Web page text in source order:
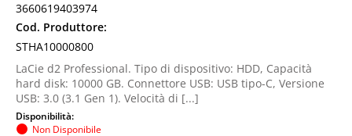
3660619403974
Cod. Produttore:
STHA10000800
LaCie d2 Professional. Tipo di dispositivo: HDD, Capacità
hard disk: 10000 GB. Connettore USB: USB tipo-C, Versione
USB: 3.0 (3.1 Gen 1). Velocità di [...]
Disponibilità:
Non Disponibile